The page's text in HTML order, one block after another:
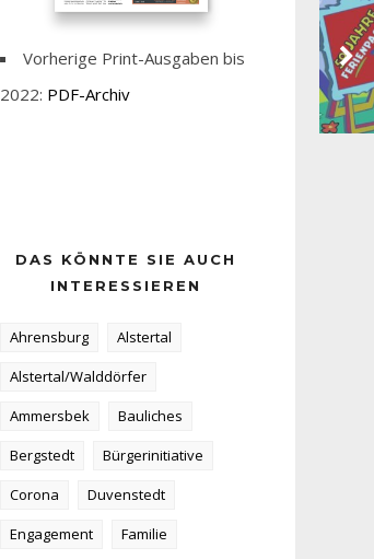
Vorherige Print-Ausgaben bis
2022: PDF-Archiv
DAS KÖNNTE SIE AUCH
INTERESSIEREN
Ahrensburg
Alstertal
Alstertal/Walddörfer
Ammersbek
Bauliches
Bergstedt
Bürgerinitiative
Corona
Duvenstedt
Engagement
Familie